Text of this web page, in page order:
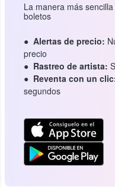
La manera más
boletos
Alertas de precio:
precio
Rastreo de artista:
Reventa con un
segundos